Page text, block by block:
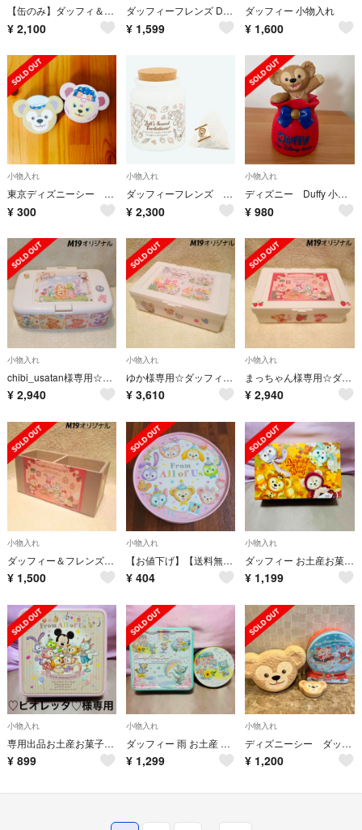
【缶のみ】ダッフィ＆フレンズ キャンディ缶 ワンダフルキッチン
¥ 2,100
ダッフィーフレンズ Duffy スーベニア デザートケース サルアミ ミゲル
¥ 1,599
ダッフィー 小物入れ
¥ 1,600
小物入れ
東京ディズニーシー ダッフィー シェリーメイ 紙製 小物入れ
¥ 300
小物入れ
ダッフィーフレンズ 紅茶 ガラス瓶 新品 最新作 送料込み
¥ 2,300
小物入れ
ディズニー Duffy 小物入れ フィギュア
¥ 980
小物入れ
chibi_usatan様専用☆ダッフィー♪ウェットティッシュケース＆綿棒ケース
¥ 2,940
小物入れ
ゆか様専用☆ダッフィー♪マスクケース＆レザー調ボックス＆パスケース♡3点セット
¥ 3,610
小物入れ
まっちゃん様専用☆ダッフィー＆フレンズ♡収納ボックス2点セット♪マスクケース
¥ 2,940
小物入れ
ダッフィー＆フレンズのハートフェルトストロベリーギフト♡レザー調スタンドボックス
¥ 1,500
小物入れ
【お値下げ】【送料無料】ダッフィーフレンズ 空箱のみ
¥ 404
小物入れ
ダッフィー お土産お菓子箱 紙製 シェリーメイ ステラルー ジェラトーニ
¥ 1,199
小物入れ
専用出品お土産お菓子缶 ジェラトーニ シェリーメイ ステラルー クッキーアン
¥ 899
小物入れ
ダッフィー 雨 お土産 お菓子缶セット シェリーメイ ジェラトーニ ステラルー
¥ 1,299
小物入れ
ディズニーシー ダッフィー ケース 空箱 ダンボ
¥ 1,200